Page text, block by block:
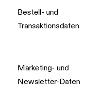
Bestell- und
Transaktionsdaten
Marketing- und
Newsletter-Daten